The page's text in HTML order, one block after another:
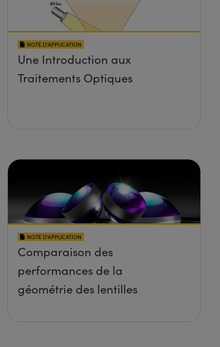
NOTE D’APPLICATION
Une Introduction aux
Traitements Optiques
NOTE D’APPLICATION
Comparaison des
performances de la
géométrie des lentilles